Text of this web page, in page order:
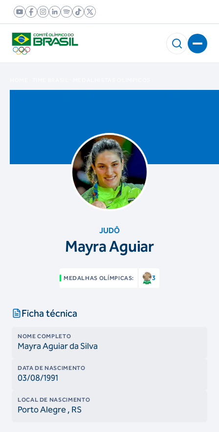
JUDÔ
Mayra Aguiar
MEDALHAS OLÍMPICAS: 3
Ficha técnica
NOME COMPLETO
Mayra Aguiar da Silva
DATA DE NASCIMENTO
03/08/1991
LOCAL DE NASCIMENTO
Porto Alegre, RS